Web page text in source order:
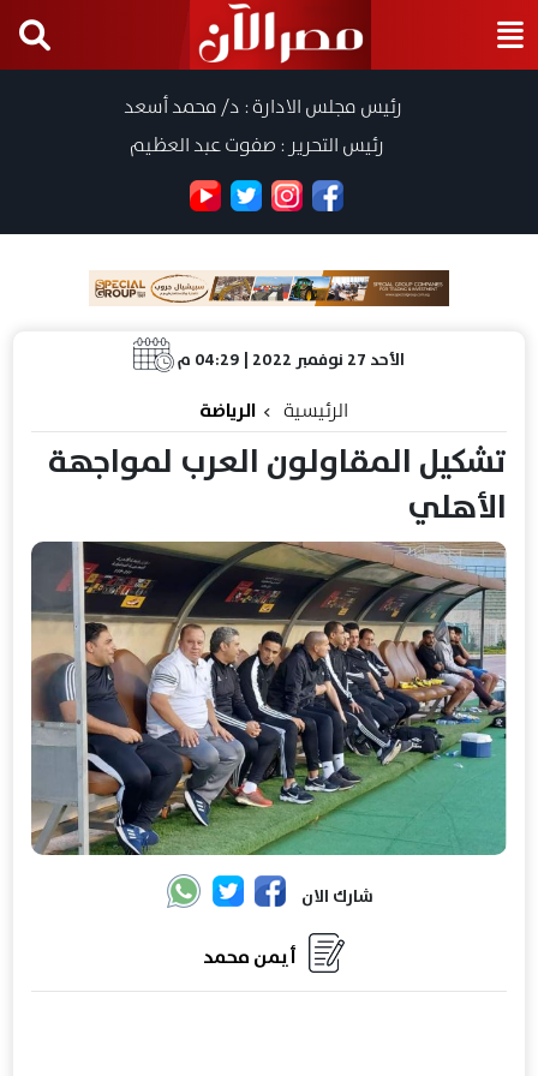
رئيس مجلس الادارة : د/ محمد أسعد
رئيس التحرير : صفوت عبد العظيم
الأحد 27 نوفمبر 2022 | 04:29 م
الرئيسية الرياضة
تشكيل المقاولون العرب لمواجهة
الأهلي
شارك الان
أيمن محمد